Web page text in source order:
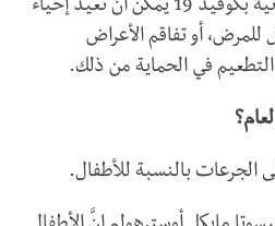
لكن الأطباء قالوا إنَّ إصابة ثانية بكوفيد 19 يمكن أن تعيد إحياء
للمرض، أو تفاقم الأعراض
في الحماية من ذلك.
الجرعات بالنسبة للأطفال.